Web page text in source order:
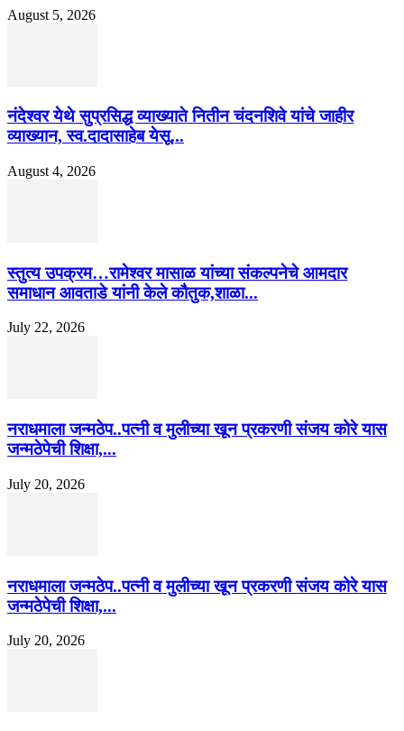
August 5, 2026
नंदेश्वर येथे सुप्रसिद्ध व्याख्याते नितीन चंदनशिवे यांचे जाहीर
व्याख्यान, स्व.दादासाहेब येसू...
August 4, 2026
स्तुत्य उपक्रम…रामेश्वर मासाळ यांच्या संकल्पनेचे आमदार
समाधान आवताडे यांनी केले कौतुक,शाळा...
July 22, 2026
नराधमाला जन्मठेप..पत्नी व मुलीच्या खून प्रकरणी संजय कोरे यास
जन्मठेपेची शिक्षा,...
July 20, 2026
नराधमाला जन्मठेप..पत्नी व मुलीच्या खून प्रकरणी संजय कोरे यास
जन्मठेपेची शिक्षा,...
July 20, 2026